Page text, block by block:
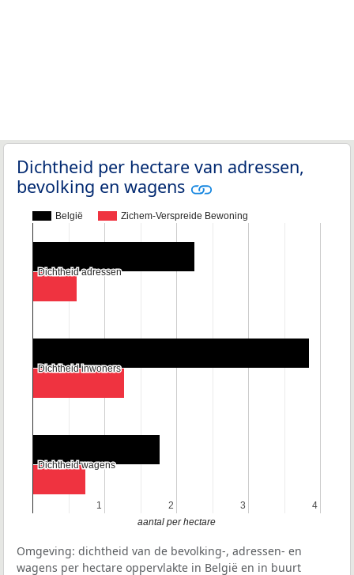
Dichtheid per hectare van adressen,
bevolking en wagens
België Zichem-Verspreide Bewoning
1
1 2
2 3
3 4
4
Dichtheid adressen
Dichtheid adressen
Dichtheid inwoners
Dichtheid inwoners
Dichtheid wagens
Dichtheid wagens
aantal per hectare
Omgeving: dichtheid van de bevolking-, adressen- en
wagens per hectare oppervlakte in België en in buurt